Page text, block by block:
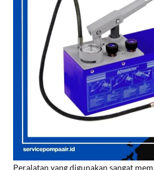
Peralatan yang digunakan sangat